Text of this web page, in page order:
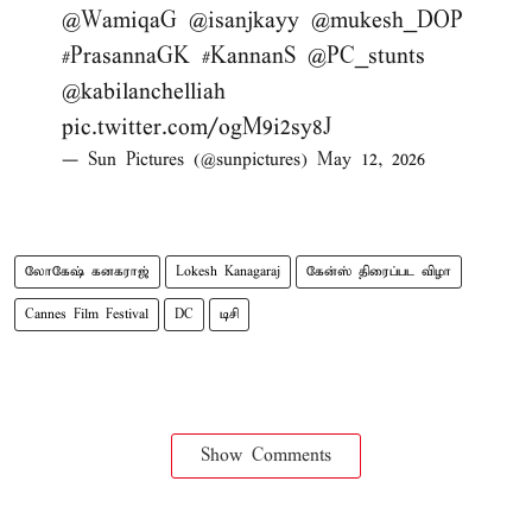
@WamiqaG @isanjkayy @mukesh_DOP
#PrasannaGK #KannanS @PC_stunts
@kabilanchelliah
pic.twitter.com/ogM9i2sy8J
— Sun Pictures (@sunpictures) May 12, 2026
லோகேஷ் கனகராஜ் Lokesh Kanagaraj கேன்ஸ் திரைப்பட விழா
Cannes Film Festival DC டிசி
Show Comments